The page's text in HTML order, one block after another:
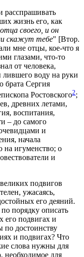
расспрашивать
жизнь его, как
своего, и он
скажут тебе" [Втор.
мне отцы, кое-что я
глазами, что-то
от человека,
воду на руки
брата Сергия
Ростовского2;
древних летами,
воспитания,
– до самого
и
начала
на игуменство; о
и
подвигов
ужасаясь,
его деяний.
порядку описать
его подвигах и
по достоинству
и подвигах? Что
слова нужны для
необходимое для